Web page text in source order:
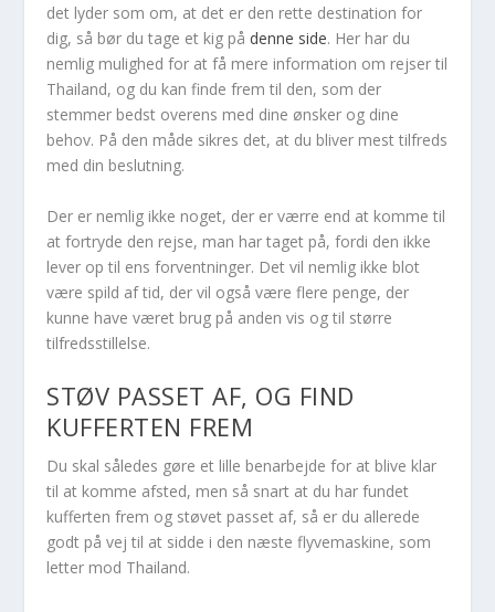
det lyder som om, at det er den rette destination for
dig, så bør du tage et kig på denne side. Her har du
nemlig mulighed for at få mere information om rejser til
Thailand, og du kan finde frem til den, som der
stemmer bedst overens med dine ønsker og dine
behov. På den måde sikres det, at du bliver mest tilfreds
med din beslutning.
Der er nemlig ikke noget, der er værre end at komme til
at fortryde den rejse, man har taget på, fordi den ikke
lever op til ens forventninger. Det vil nemlig ikke blot
være spild af tid, der vil også være flere penge, der
kunne have været brug på anden vis og til større
tilfredsstillelse.
STØV PASSET AF, OG FIND
KUFFERTEN FREM
Du skal således gøre et lille benarbejde for at blive klar
til at komme afsted, men så snart at du har fundet
kufferten frem og støvet passet af, så er du allerede
godt på vej til at sidde i den næste flyvemaskine, som
letter mod Thailand.